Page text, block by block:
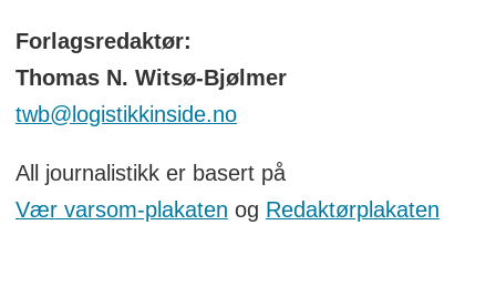
Forlagsredaktør:
Thomas N. Witsø-Bjølmer
twb@logistikkinside.no
All journalistikk er basert på
Vær varsom-plakaten og Redaktørplakaten